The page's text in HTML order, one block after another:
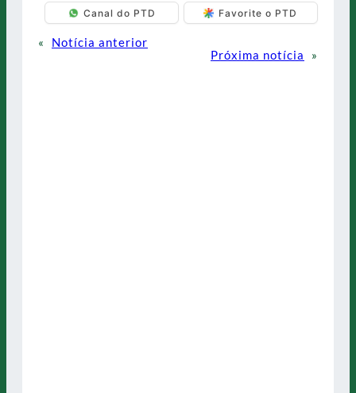
Canal do PTD Favorite o PTD
«
Notícia anterior
Próxima notícia
»